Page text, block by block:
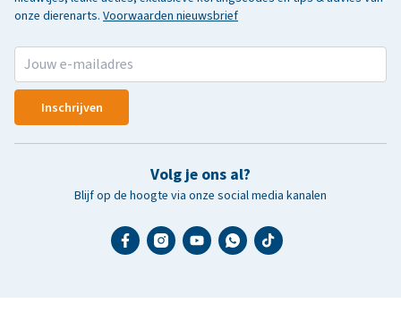
onze dierenarts. Voorwaarden nieuwsbrief
Inschrijven
Volg je ons al?
Blijf op de hoogte via onze social media kanalen